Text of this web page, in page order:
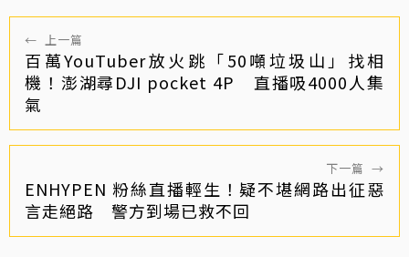
← 上一篇
百萬YouTuber放火跳「50噸垃圾山」找相
機！澎湖尋DJI pocket 4P 直播吸4000人集
氣
下一篇 →
ENHYPEN 粉絲直播輕生！疑不堪網路出征惡
言走絕路 警方到場已救不回